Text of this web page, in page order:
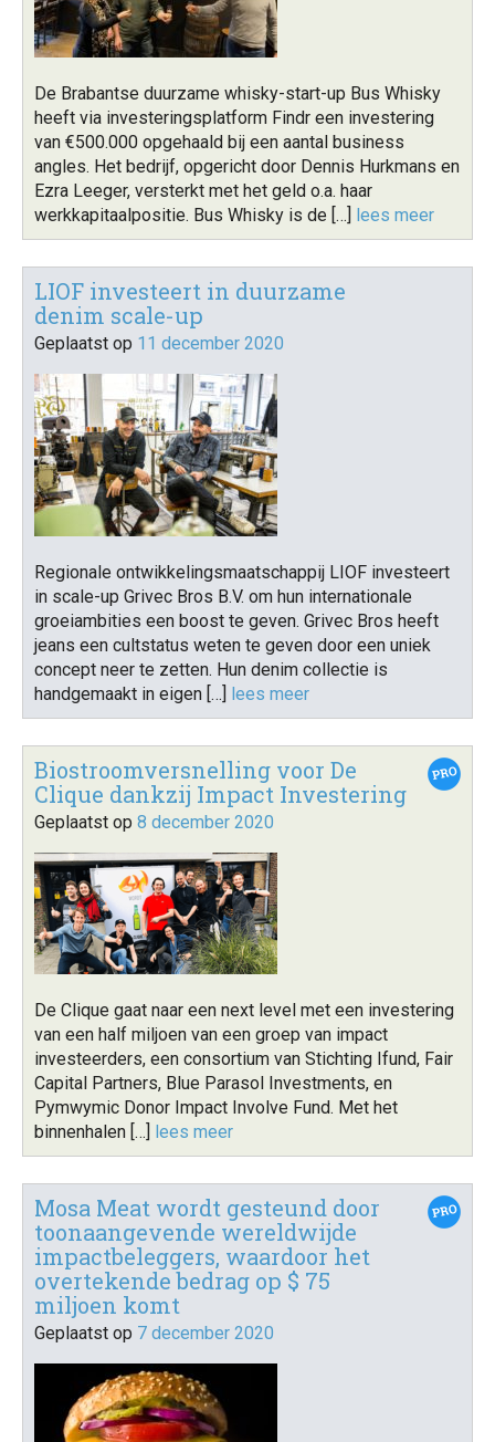
De Brabantse duurzame whisky-start-up Bus Whisky
heeft via investeringsplatform Findr een investering
van €500.000 opgehaald bij een aantal business
angles. Het bedrijf, opgericht door Dennis Hurkmans en
Ezra Leeger, versterkt met het geld o.a. haar
werkkapitaalpositie. Bus Whisky is de […] lees meer
LIOF investeert in duurzame
denim scale-up
Geplaatst op 11 december 2020
Regionale ontwikkelingsmaatschappij LIOF investeert
in scale-up Grivec Bros B.V. om hun internationale
groeiambities een boost te geven. Grivec Bros heeft
jeans een cultstatus weten te geven door een uniek
concept neer te zetten. Hun denim collectie is
handgemaakt in eigen […] lees meer
Biostroomversnelling voor De
Clique dankzij Impact Investering
Geplaatst op 8 december 2020
De Clique gaat naar een next level met een investering
van een half miljoen van een groep van impact
investeerders, een consortium van Stichting Ifund, Fair
Capital Partners, Blue Parasol Investments, en
Pymwymic Donor Impact Involve Fund. Met het
binnenhalen […] lees meer
Mosa Meat wordt gesteund door
toonaangevende wereldwijde
impactbeleggers, waardoor het
overtekende bedrag op $ 75
miljoen komt
Geplaatst op 7 december 2020